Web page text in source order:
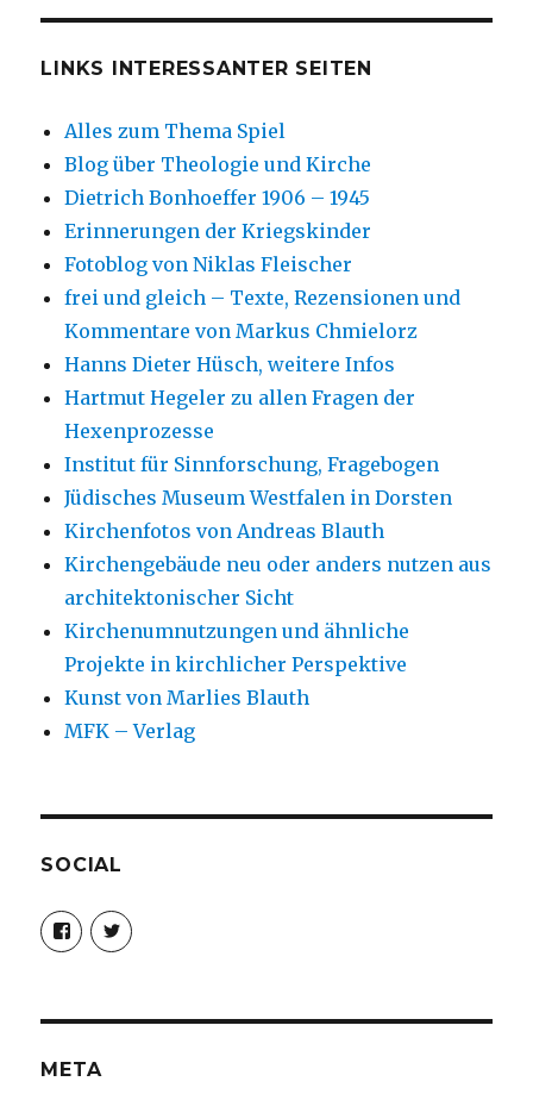
LINKS INTERESSANTER SEITEN
Alles zum Thema Spiel
Blog über Theologie und Kirche
Dietrich Bonhoeffer 1906 – 1945
Erinnerungen der Kriegskinder
Fotoblog von Niklas Fleischer
frei und gleich – Texte, Rezensionen und
Kommentare von Markus Chmielorz
Hanns Dieter Hüsch, weitere Infos
Hartmut Hegeler zu allen Fragen der
Hexenprozesse
Institut für Sinnforschung, Fragebogen
Jüdisches Museum Westfalen in Dorsten
Kirchenfotos von Andreas Blauth
Kirchengebäude neu oder anders nutzen aus
architektonischer Sicht
Kirchenumnutzungen und ähnliche
Projekte in kirchlicher Perspektive
Kunst von Marlies Blauth
MFK – Verlag
SOCIAL
Profil
von
christoph.fleischer1
anzeigen
Profil
von
anzeigen
META